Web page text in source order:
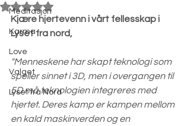
Meditasjon
Karma
Love
Valget
Lyset fra Nord
Gitt NaN av 5 stjerner.
Kjære hjertevenn i vårt fellesskap i
Lyset fra nord,
"Menneskene har skapt teknologi som
speiler sinnet i 3D, men i overgangen til
5D må teknologien integreres med
hjertet. Deres kamp er kampen mellom
en kald maskinverden og en